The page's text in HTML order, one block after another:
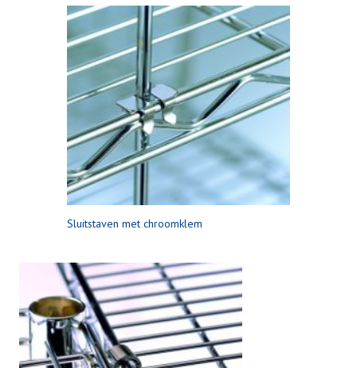
Sluitstaven met chroomklem